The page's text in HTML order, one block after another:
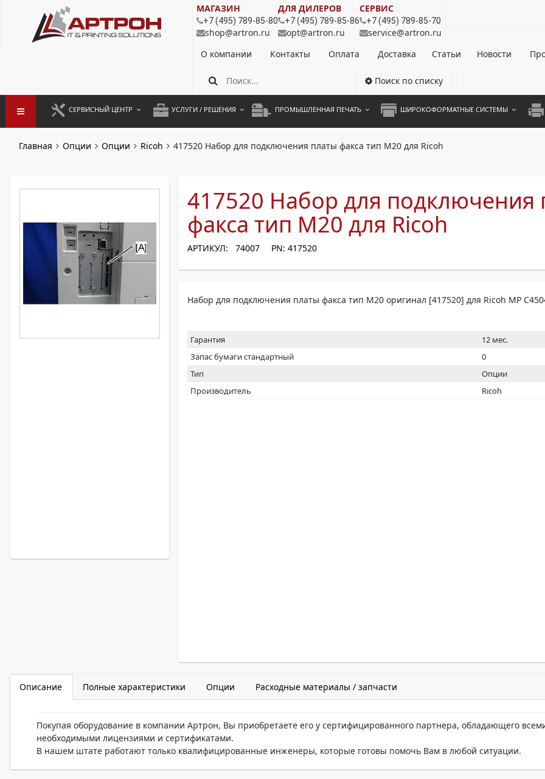
МАГАЗИН
+7 (495) 789-85-80
shop@artron.ru
ДЛЯ ДИЛЕРОВ
+7 (495) 789-85-86
opt@artron.ru
СЕРВИС
+7 (495) 789-85-70
service@artron.ru
О компании
Контакты Оплата Доставка Статьи Новости
Поиск по списку
СЕРВИСНЫЙ ЦЕНТР
ПРОФИЛАКТИКА И ТО
РАЗОВЫЕ РЕМОНТЫ
УСЛУГИ / РЕШЕНИЯ
АРЕНДА ОБОРУДОВАНИЯ
ПРОМЫШЛЕННАЯ ПЕЧАТЬ ШИРОКОФОРМАТНЫЕ СИСТЕМЫ
А4
Главная Опции Опции Ricoh 417520 Набор для подключения платы факса тип M20 для Ricoh
417520 Набор для подключения
факса тип M20 для Ricoh
АРТИКУЛ: 74007 PN: 417520
Набор для подключения платы факса тип M20 оригинал [417520] для Ricoh MP
Гарантия
12 мес.
Запас бумаги стандартный
0
Тип
Опции
Производитель
Ricoh
Описание Полные характеристики Опции Расходные материалы / запчасти
Покупая оборудование в компании Артрон, Вы приобретаете его у сертифицированного партнера, обладающего
необходимыми лицензиями и сертификатами.
В нашем штате работают только квалифицированные инженеры, которые готовы помочь Вам в любой ситуации.